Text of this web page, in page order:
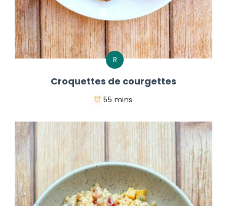
R
Croquettes de courgettes
55 mins